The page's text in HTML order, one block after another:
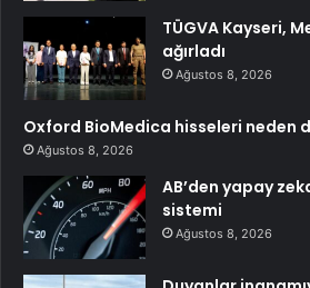
TÜGVA Kayseri,
ağırladı
Ağustos 8, 2026
Oxford BioMedica hisseleri neden
Ağustos 8, 2026
AB’den yapay
sistemi
Ağustos 8, 2026